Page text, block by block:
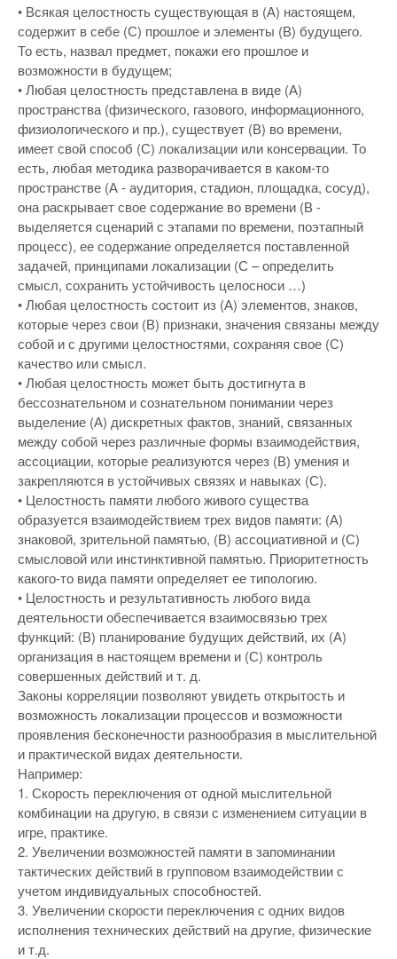
• Всякая целостность существующая в (А) настоящем,
содержит в себе (С) прошлое и элементы (В) будущего.
То есть, назвал предмет, покажи его прошлое и
возможности в будущем;
• Любая целостность представлена в виде (А)
пространства (физического, газового, информационного,
физиологического и пр.), существует (В) во времени,
имеет свой способ (С) локализации или консервации. То
есть, любая методика разворачивается в каком-то
пространстве (А - аудитория, стадион, площадка, сосуд),
она раскрывает свое содержание во времени (В -
выделяется сценарий с этапами по времени, поэтапный
процесс), ее содержание определяется поставленной
задачей, принципами локализации (С – определить
смысл, сохранить устойчивость целосноси …)
• Любая целостность состоит из (А) элементов, знаков,
которые через свои (В) признаки, значения связаны между
собой и с другими целостностями, сохраняя свое (С)
качество или смысл.
• Любая целостность может быть достигнута в
бессознательном и сознательном понимании через
выделение (А) дискретных фактов, знаний, связанных
между собой через различные формы взаимодействия,
ассоциации, которые реализуются через (В) умения и
закрепляются в устойчивых связях и навыках (С).
• Целостность памяти любого живого существа
образуется взаимодействием трех видов памяти: (А)
знаковой, зрительной памятью, (В) ассоциативной и (С)
смысловой или инстинктивной памятью. Приоритетность
какого-то вида памяти определяет ее типологию.
• Целостность и результативность любого вида
деятельности обеспечивается взаимосвязью трех
функций: (В) планирование будущих действий, их (А)
организация в настоящем времени и (С) контроль
совершенных действий и т. д.
Законы корреляции позволяют увидеть открытость и
возможность локализации процессов и возможности
проявления бесконечности разнообразия в мыслительной
и практической видах деятельности.
Например:
1. Скорость переключения от одной мыслительной
комбинации на другую, в связи с изменением ситуации в
игре, практике.
2. Увеличении возможностей памяти в запоминании
тактических действий в групповом взаимодействии с
учетом индивидуальных способностей.
3. Увеличении скорости переключения с одних видов
исполнения технических действий на другие, физические
и т.д.